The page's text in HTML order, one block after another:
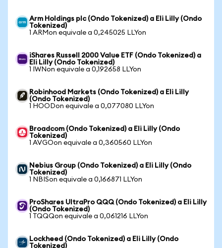
Arm Holdings plc (Ondo Tokenized) a Eli Lilly (Ondo
Tokenized)
1 ARMon equivale a 0,245025 LLYon
iShares Russell 2000 Value ETF (Ondo Tokenized) a
Eli Lilly (Ondo Tokenized)
1 IWNon equivale a 0,192658 LLYon
Robinhood Markets (Ondo Tokenized) a Eli Lilly
(Ondo Tokenized)
1 HOODon equivale a 0,077080 LLYon
Broadcom (Ondo Tokenized) a Eli Lilly (Ondo
Tokenized)
1 AVGOon equivale a 0,360560 LLYon
Nebius Group (Ondo Tokenized) a Eli Lilly (Ondo
Tokenized)
1 NBISon equivale a 0,166871 LLYon
ProShares UltraPro QQQ (Ondo Tokenized) a Eli Lilly
(Ondo Tokenized)
1 TQQQon equivale a 0,061216 LLYon
Lockheed (Ondo Tokenized) a Eli Lilly (Ondo
Tokenized)